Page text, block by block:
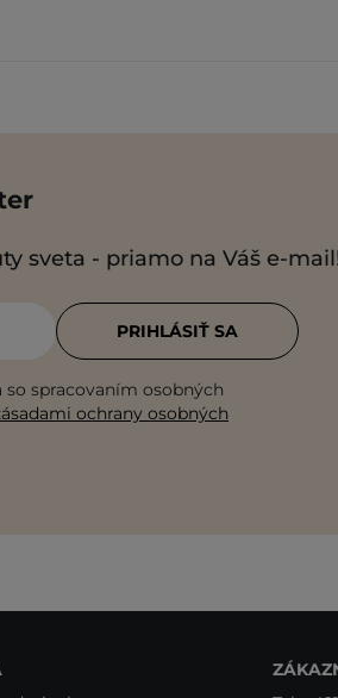
sveta - priamo na Váš e-
spracovaním osobných
ochrany osobných
PRIHLÁSIŤ SA